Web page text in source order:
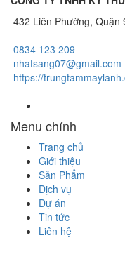
432 Liên Phường, Quận
0834 123 209
nhatsang07@gmail.com
https://
Menu chính
Trang chủ
Giới thiệu
Sản Phẩm
Dịch vụ
Dự án
Tin tức
Liên hệ